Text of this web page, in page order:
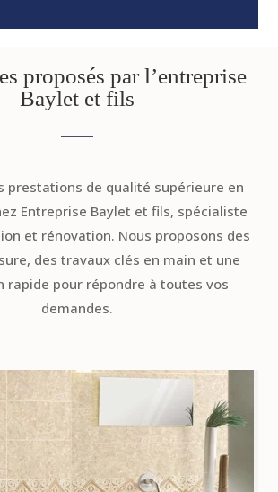
proposés par l’entreprise
Baylet et fils
prestations de qualité supérieure en
Entreprise Baylet et fils, spécialiste
et rénovation. Nous proposons des
des travaux clés en main et une
rapide pour répondre à toutes vos
demandes.